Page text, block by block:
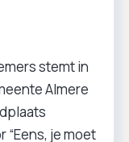
stemt in
Almere
je moet